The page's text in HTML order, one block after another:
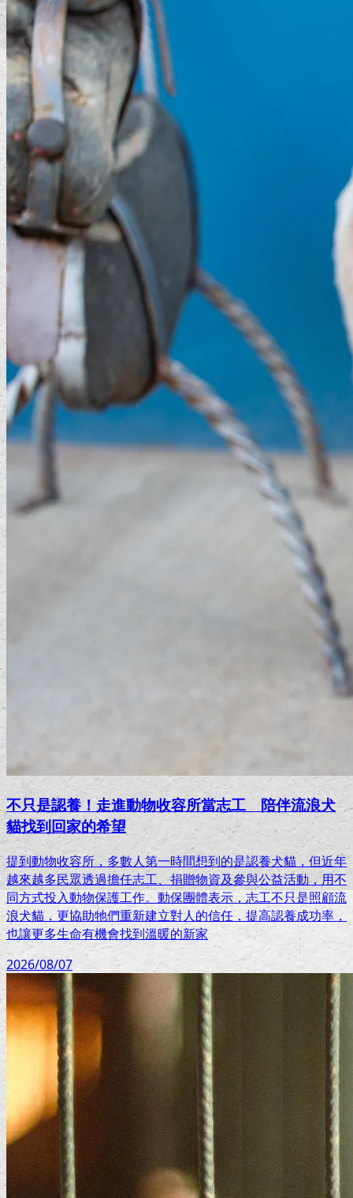
不只是認養！走進動物收容所當志工 陪伴流浪犬
貓找到回家的希望
提到動物收容所，多數人第一時間想到的是認養犬貓，但近年
越來越多民眾透過擔任志工、捐贈物資及參與公益活動，用不
同方式投入動物保護工作。動保團體表示，志工不只是照顧流
浪犬貓，更協助牠們重新建立對人的信任，提高認養成功率，
也讓更多生命有機會找到溫暖的新家
2026/08/07